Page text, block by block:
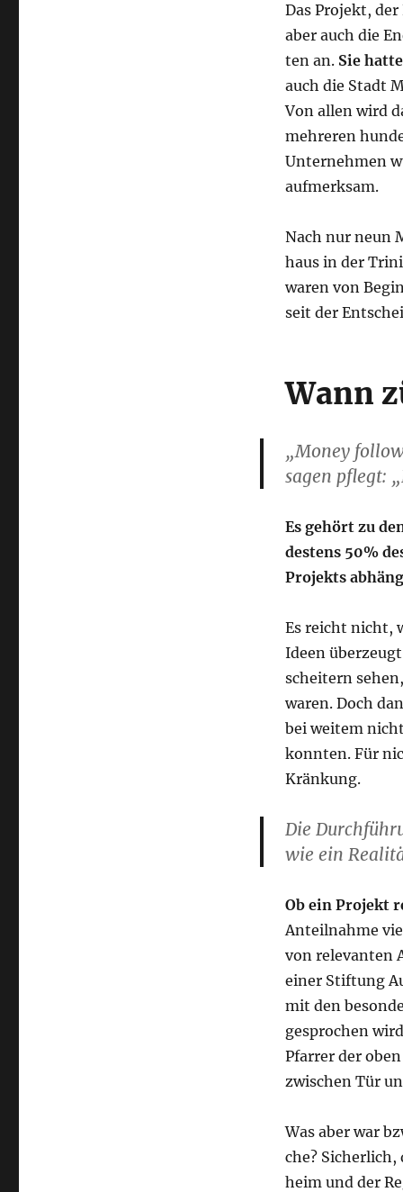
Das Pro­jekt,
aber auch die
ten an. Sie
auch die Stadt
Von allen wird
meh­re­ren
Unter­neh­men
aufmerksam.
Nach nur neun
haus in der
waren von
seit der
Wann
„Money
sagen pflegt:
Es gehört zu
des­tens 50%
Pro­jekts
Es reicht nicht,
Ideen
schei­tern
waren. Doch
bei wei­tem
konn­ten. Für
Kränkung.
Die
wie ein
Ob ein Pro­jekt
Anteil­nah­me
von rele­van­ten
einer Stif­tung
mit den
gespro­chen
Pfar­rer der
zwi­schen Tür
Was aber war
che?
heim und der